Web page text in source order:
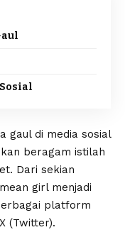
gaul di media sosial
beragam istilah
Dari sekian
girl menjadi
platform
(Twitter).